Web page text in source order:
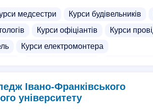
медсестри Курси будівельників
Курси офіціантів
Курси
Курси електромонтера
підвищення кваліфікації бухгалтерів
Івано-Франківського
університету